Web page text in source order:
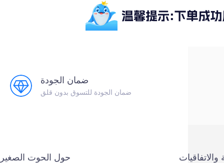
ضمان الجودة
ضمان الجودة للتسوق بدون قلق
حول الحوت الصغير والاتفاقيات